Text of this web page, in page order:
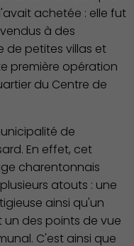
achetée : elle fut
à des
de petites villas et
première opération
du Centre de
de
En effet, cet
charentonnais
atouts : une
ainsi qu'un
des points de vue
C'est ainsi que